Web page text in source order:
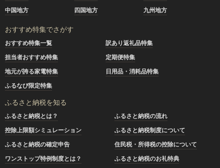
中国地方
四国地方 九州地方
おすすめ特集でさがす
おすすめ特集一覧
訳あり返礼品特集
担当者おすすめ特集
定期便特集
地元が誇る家電特集
日用品・消耗品特集
ふるなび限定特集
ふるさと納税を知る
ふるさと納税とは？
ふるさと納税の流れ
控除上限額シミュレーション
ふるさと納税制度について
ふるさと納税の確定申告
住民税・所得税の控除について
ワンストップ特例制度とは？
ふるさと納税のお礼特典